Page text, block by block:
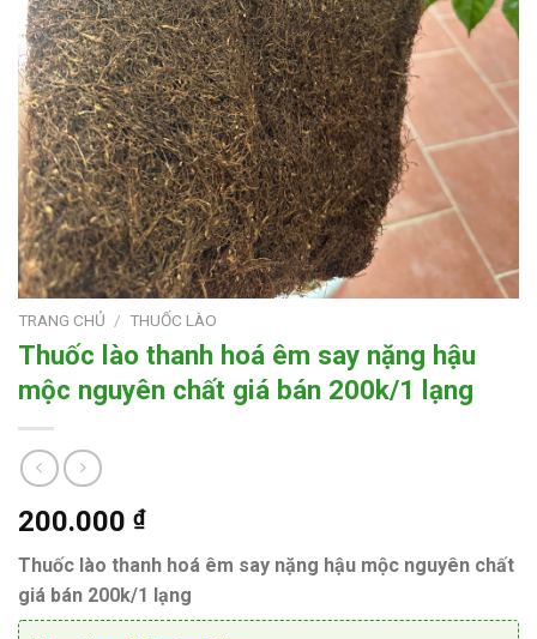
TRANG CHỦ / THUỐC LÀO
Thuốc lào thanh hoá êm say nặng hậu
mộc nguyên chất giá bán 200k/1 lạng
200.000 ₫
Thuốc lào thanh hoá êm say nặng hậu mộc nguyên chất
giá bán 200k/1 lạng